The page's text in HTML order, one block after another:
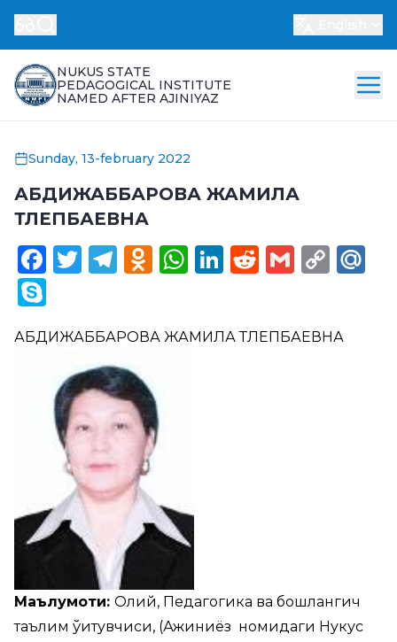
NUKUS STATE
PEDAGOGICAL INSTITUTE
NAMED AFTER AJINIYAZ
Sunday, 13-february 2022
АБДИЖАББАРОВА ЖАМИЛА
ТЛЕПБАЕВНА
Facebook
Twitter
Telegram
Odnoklassniki
WhatsApp
LinkedIn
Reddit
Gmail
АБДИЖАББАРОВА ЖАМИЛА ТЛЕПБАЕВНА
Маълумоти: Олий, Педагогика ва бошлангич
таълим ўқитувчиси, (Ажиниёз номидаги Нукус